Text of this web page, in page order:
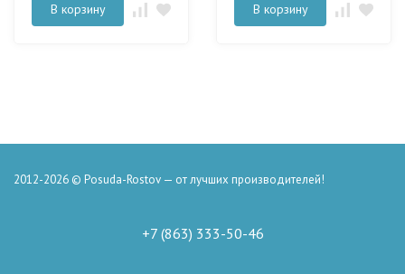
В корзину В корзину
2012-2026 © Posuda-Rostov — от лучших производителей!
+7 (863) 333-50-46